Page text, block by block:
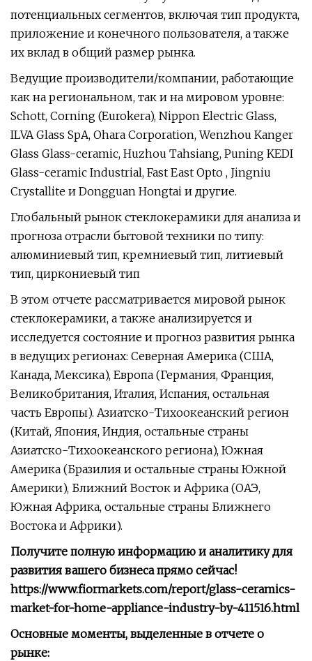
потенциальных сегментов, включая тип продукта,
приложение и конечного пользователя, а также
их вклад в общий размер рынка.
Ведущие производители/компании, работающие
как на региональном, так и на мировом уровне:
Schott, Corning (Eurokera), Nippon Electric Glass,
ILVA Glass SpA, Ohara Corporation, Wenzhou Kanger
Glass Glass-ceramic, Huzhou Tahsiang, Puning KEDI
Glass-ceramic Industrial, Fast East Opto , Jingniu
Crystallite и Dongguan Hongtai и другие.
Глобальный рынок стеклокерамики для анализа и
прогноза отрасли бытовой техники по типу:
алюминиевый тип, кремниевый тип, литиевый
тип, циркониевый тип
В этом отчете рассматривается мировой рынок
стеклокерамики, а также анализируется и
исследуется состояние и прогноз развития рынка
в ведущих регионах: Северная Америка (США,
Канада, Мексика), Европа (Германия, Франция,
Великобритания, Италия, Испания, остальная
часть Европы). Азиатско-Тихоокеанский регион
(Китай, Япония, Индия, остальные страны
Азиатско-Тихоокеанского региона), Южная
Америка (Бразилия и остальные страны Южной
Америки), Ближний Восток и Африка (ОАЭ,
Южная Африка, остальные страны Ближнего
Востока и Африки).
Получите полную информацию и аналитику для
развития вашего бизнеса прямо сейчас!
https://www.fiormarkets.com/report/glass-ceramics-
market-for-home-appliance-industry-by-411516.html
Основные моменты, выделенные в отчете о
рынке: